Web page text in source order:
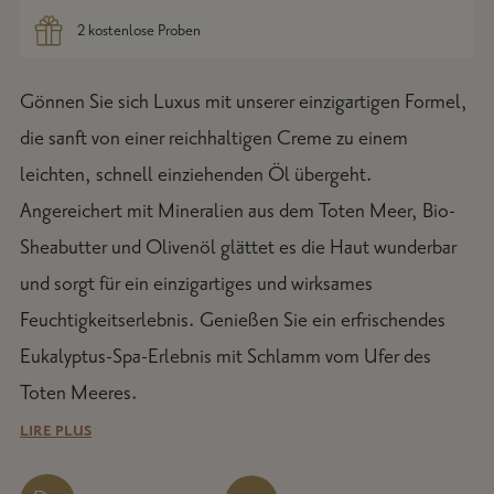
2 kostenlose Proben
Produkt in den Warenkorb legen
Gönnen Sie sich Luxus mit unserer einzigartigen Formel,
die sanft von einer reichhaltigen Creme zu einem
leichten, schnell einziehenden Öl übergeht.
Angereichert mit Mineralien aus dem Toten Meer, Bio-
Sheabutter und Olivenöl glättet es die Haut wunderbar
und sorgt für ein einzigartiges und wirksames
Feuchtigkeitserlebnis. Genießen Sie ein erfrischendes
Eukalyptus-Spa-Erlebnis mit Schlamm vom Ufer des
Toten Meeres.
Bereid je huid voor op onze Dode Zee-oliecrème door
LIRE PLUS